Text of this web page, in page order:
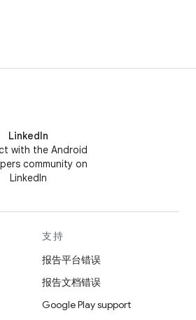
LinkedIn
with the Android
community on
LinkedIn
支持
报告平台错误
报告文档错误
Google Play support